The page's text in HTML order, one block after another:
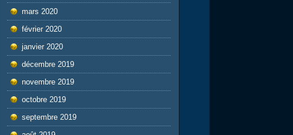
mars 2020
février 2020
janvier 2020
décembre 2019
novembre 2019
octobre 2019
septembre 2019